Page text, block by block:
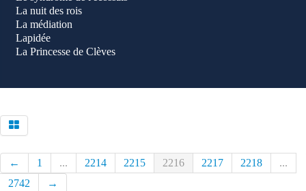
La nuit des rois
La médiation
Lapidée
La Princesse de Clèves
← 1 ... 2214 2215 2216 2217 2218
...
2742
→